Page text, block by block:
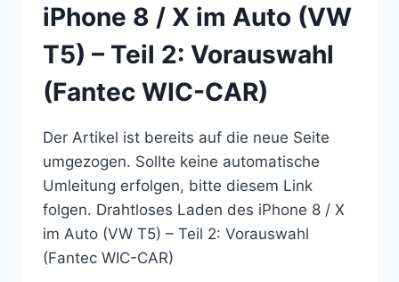
–
TEIL
3:
VORAUSWAHL
(NEOTRIX)
iPhone 8 / X im Auto (VW
T5) – Teil 2: Vorauswahl
(Fantec WIC-CAR)
Der Artikel ist bereits auf die neue Seite
umgezogen. Sollte keine automatische
Umleitung erfolgen, bitte diesem Link
folgen. Drahtloses Laden des iPhone 8 / X
im Auto (VW T5) – Teil 2: Vorauswahl
(Fantec WIC-CAR)